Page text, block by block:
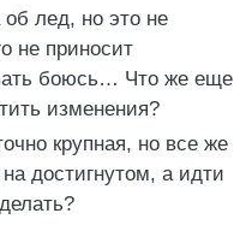
лед, но это не
не приносит
боюсь… Что же еще
изменения?
крупная, но все же
достигнутом, а идти